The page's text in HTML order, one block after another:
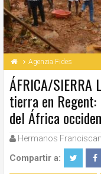
Agenzia Fides
ÁFRICA/SIERRA
tierra en
del África
Hermanos
Compartir a: